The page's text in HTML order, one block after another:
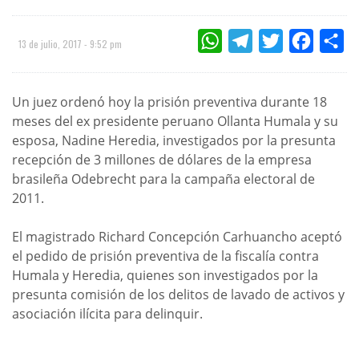
13 de julio, 2017 - 9:52 pm WHATSAPPTELEGRAMTWITTER
Un juez ordenó hoy la prisión preventiva durante 18
meses del ex presidente peruano Ollanta Humala y su
esposa, Nadine Heredia, investigados por la presunta
recepción de 3 millones de dólares de la empresa
brasileña Odebrecht para la campaña electoral de
2011.
El magistrado Richard Concepción Carhuancho aceptó
el pedido de prisión preventiva de la fiscalía contra
Humala y Heredia, quienes son investigados por la
presunta comisión de los delitos de lavado de activos y
asociación ilícita para delinquir.